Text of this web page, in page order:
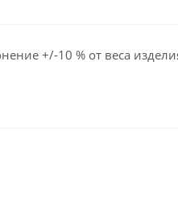
+/-10 % от веса